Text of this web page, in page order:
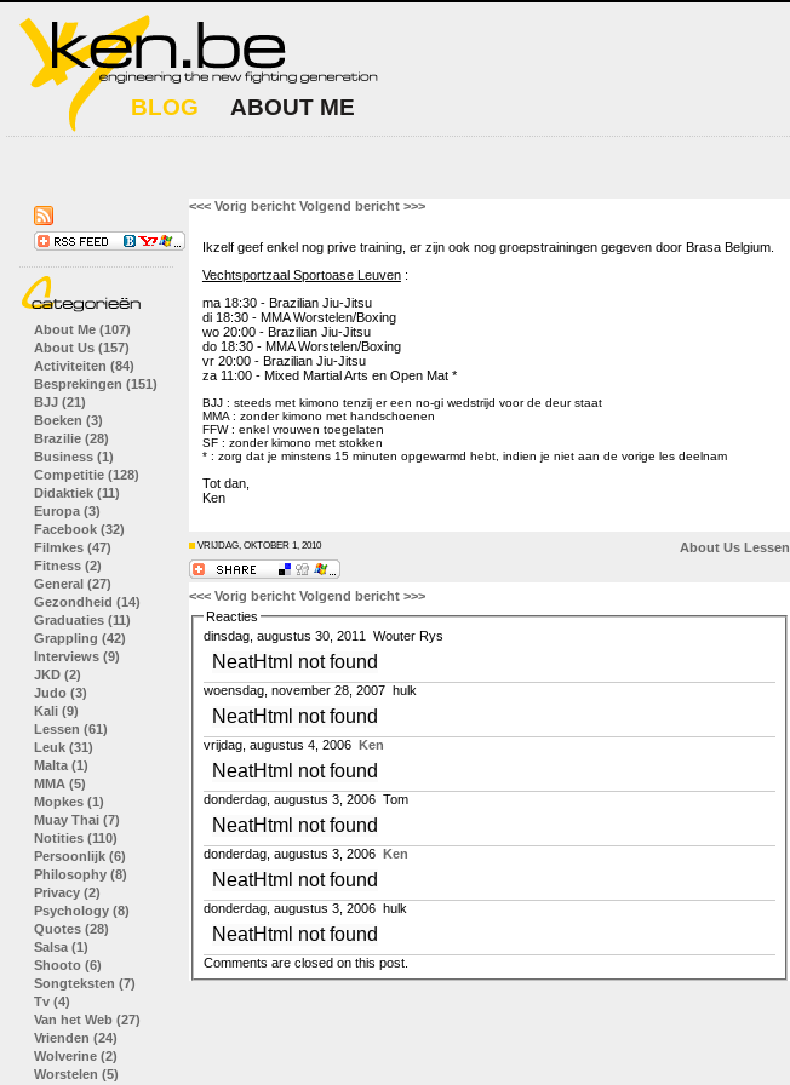
BLOG ABOUT ME
<<< Vorig bericht Volgend bericht >>>
Ikzelf geef enkel nog prive training, er zijn ook nog groepstrainingen gegeven door Brasa Belgium.
Vechtsportzaal Sportoase Leuven:
ma 18:30 - Brazilian Jiu-Jitsu
di 18:30 - MMA Worstelen/Boxing
wo 20:00 - Brazilian Jiu-Jitsu
do 18:30 - MMA Worstelen/Boxing
vr 20:00 - Brazilian Jiu-Jitsu
za 11:00 - Mixed Martial Arts en Open Mat *
BJJ : steeds met kimono tenzij er een no-gi wedstrijd voor de deur staat
MMA : zonder kimono met handschoenen
FFW : enkel vrouwen toegelaten
SF : zonder kimono met stokken
* : zorg dat je minstens 15 minuten opgewarmd hebt, indien je niet aan de vorige les deelnam
Tot dan,
Ken
VRIJDAG, OKTOBER 1, 2010 About Us Lessen
<<< Vorig bericht Volgend bericht >>>
Reacties
dinsdag, augustus 30, 2011
Wouter Rys
NeatHtml not found
woensdag, november 28, 2007 hulk
NeatHtml not found
vrijdag, augustus 4, 2006 Ken
NeatHtml not found
donderdag, augustus 3, 2006 Tom
NeatHtml not found
donderdag, augustus 3, 2006 Ken
NeatHtml not found
donderdag, augustus 3, 2006 hulk
NeatHtml not found
Comments are closed on this post.
About Me (107)
About Us (157)
Activiteiten (84)
Besprekingen (151)
BJJ (21)
Boeken (3)
Brazilie (28)
Business (1)
Competitie (128)
Didaktiek (11)
Europa (3)
Facebook (32)
Filmkes (47)
Fitness (2)
General (27)
Gezondheid (14)
Graduaties (11)
Grappling (42)
Interviews (9)
JKD (2)
Judo (3)
Kali (9)
Lessen (61)
Leuk (31)
Malta (1)
MMA (5)
Mopkes (1)
Muay Thai (7)
Notities (110)
Persoonlijk (6)
Philosophy (8)
Privacy (2)
Psychology (8)
Quotes (28)
Salsa (1)
Shooto (6)
Songteksten (7)
Tv (4)
Van het Web (27)
Vrienden (24)
Wolverine (2)
Worstelen (5)